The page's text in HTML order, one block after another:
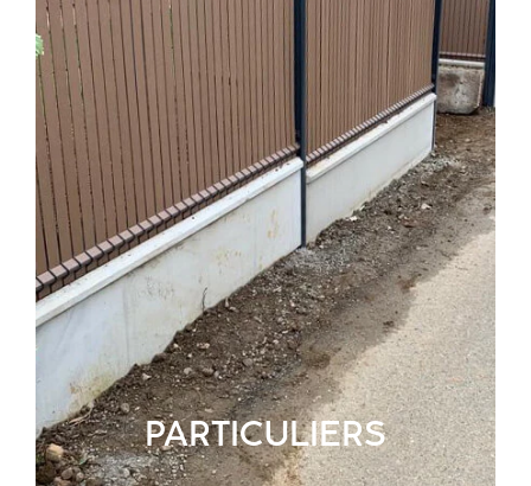
PARTICULIERS